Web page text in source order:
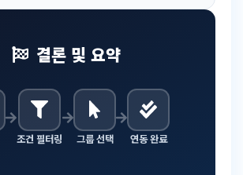
결론 및 요약
조건 필터링 그룹 선택 연동 완료